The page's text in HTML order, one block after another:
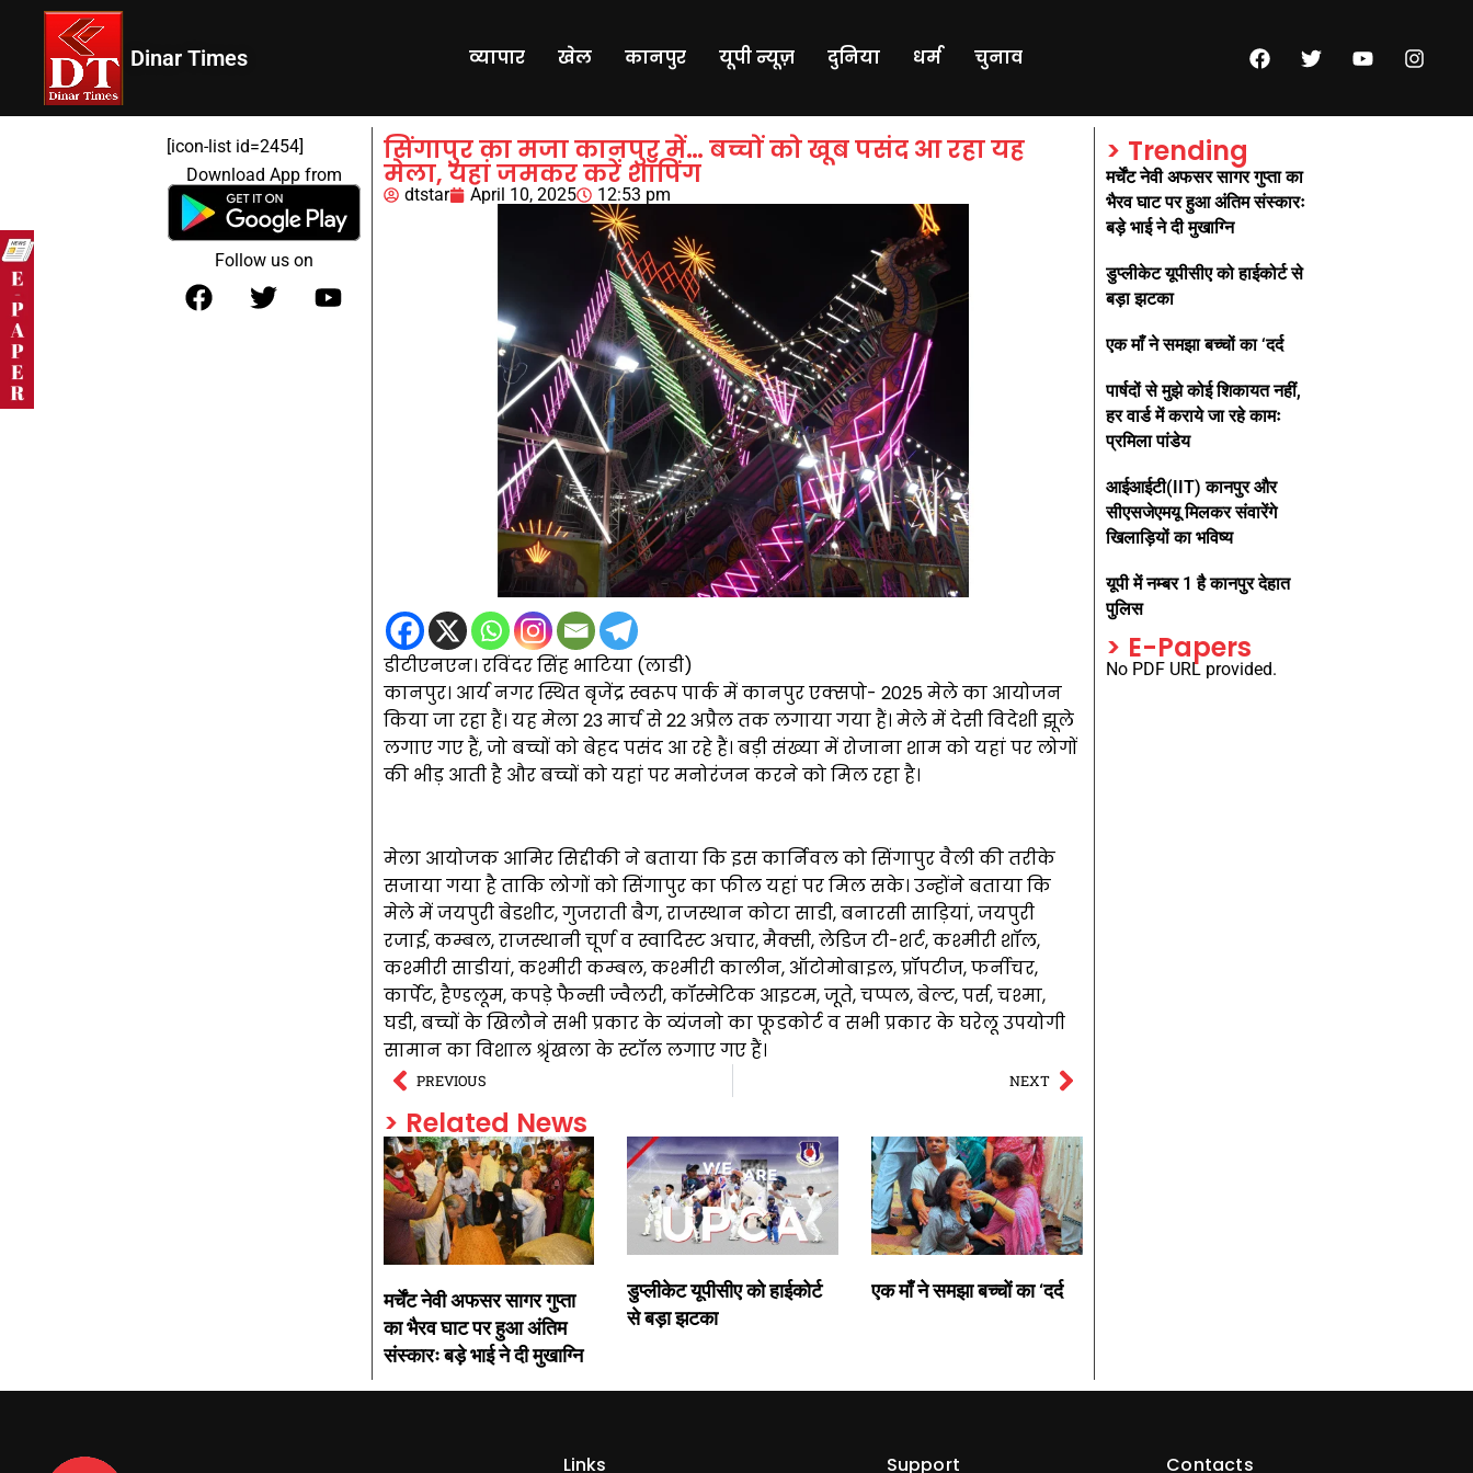
Dinar Times व्यापार खेल कानपुर यूपी न्यूज़ दुनिया धर्म चुनाव
[icon-list id=2454]
Download App from
Follow us on
सिंगापुर का मजा कानपुर में… बच्चों को खूब पसंद आ रहा यह
मेला, यहां जमकर करें शॉपिंग
dtstar April 10, 2025 12:53 pm
डीटीएनएन। रविंदर सिंह भाटिया (लाडी)
कानपुर। आर्य नगर स्थित बृजेंद्र स्वरूप पार्क में कानपुर एक्सपो- 2025 मेले का आयोजन
किया जा रहा हैं। यह मेला 23 मार्च से 22 अप्रैल तक लगाया गया हैं। मेले में देसी विदेशी झूले
लगाए गए हैं, जो बच्चों को बेहद पसंद आ रहे हैं। बड़ी संख्या में रोजाना शाम को यहां पर लोगों
की भीड़ आती है और बच्चों को यहां पर मनोरंजन करने को मिल रहा है।
मेला आयोजक आमिर सिद्दीकी ने बताया कि इस कार्निवल को सिंगापुर वैली की तरीके
सजाया गया है ताकि लोगों को सिंगापुर का फील यहां पर मिल सके। उन्होंने बताया कि
मेले में जयपुरी बेडशीट, गुजराती बैग, राजस्थान कोटा साडी, बनारसी साड़ियां, जयपुरी
रजाई, कम्बल, राजस्थानी चूर्ण व स्वादिस्ट अचार, मैक्सी, लेडिज टी-शर्ट, कश्मीरी शॉल,
कश्मीरी साडीयां, कश्मीरी कम्बल, कश्मीरी कालीन, ऑटोमोबाइल, प्रॉपटीज, फर्नीचर,
कार्पेट, हैण्डलूम, कपड़े फैन्सी ज्वैलरी, कॉस्मेटिक आइटम, जूते, चप्पल, बेल्ट, पर्स, चश्मा,
घडी, बच्चों के खिलौने सभी प्रकार के व्यंजनो का फूडकोर्ट व सभी प्रकार के घरेलू उपयोगी
सामान का विशाल श्रृंखला के स्टॉल लगाए गए हैं।
PREVIOUS NEXT
> Related News
मर्चेंट नेवी अफसर सागर गुप्ता
का भैरव घाट पर हुआ अंतिम
संस्कारः बड़े भाई ने दी मुखाग्नि
डुप्लीकेट यूपीसीए को हाईकोर्ट
से बड़ा झटका
एक माँ ने समझा बच्चों का ‘दर्द
> Trending
मर्चेंट नेवी अफसर सागर गुप्ता का
भैरव घाट पर हुआ अंतिम संस्कारः
बड़े भाई ने दी मुखाग्नि
डुप्लीकेट यूपीसीए को हाईकोर्ट से
बड़ा झटका
एक माँ ने समझा बच्चों का ‘दर्द
पार्षदों से मुझे कोई शिकायत नहीं,
हर वार्ड में कराये जा रहे कामः
प्रमिला पांडेय
आईआईटी(IIT) कानपुर और
सीएसजेएमयू मिलकर संवारेंगे
खिलाड़ियों का भविष्य
यूपी में नम्बर 1 है कानपुर देहात
पुलिस
> E-Papers
No PDF URL provided.
Links Support Contacts